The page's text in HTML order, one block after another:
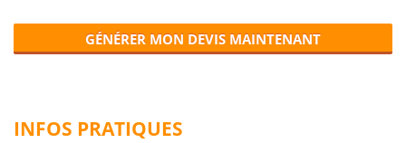
GÉNÉRER MON DEVIS MAINTENANT
INFOS PRATIQUES